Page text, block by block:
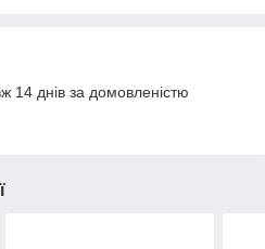
14 днів за домовленістю